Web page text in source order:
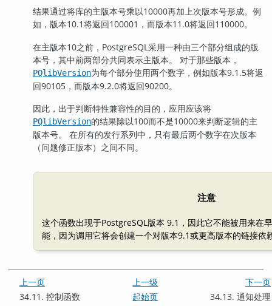
结果通过将库的主版本号乘以10000再加上次版本号形成。例
如，版本10.1将返回100001，而版本11.0将返回110000。
在主版本10之前， PostgreSQL 采用一种由三个部分组成的版
本号，其中前两部分共同表示主版本。 对于那些版本，
PQlibVersion为每个部分使用两个数字，例如版本9.1.5将返
回90105，而版本9.2.0将返回90200。
因此，出于判断特性兼容性的目的，应用应该将
PQlibVersion的结果除以100而不是10000来判断逻辑的主
版本号。 在所有的发行系列中，只有最后两个数字在次版本
（问题修正版本）之间不同。
注意
这个函数出现于PostgreSQL 版本 9.1，因此它不能被用来在
能，因为调用它将会创建一个对版本9.1或更高版本的链接依
上一页 上一级
下一页
34.11. 控制函数
起始页 34.13. 通知处理